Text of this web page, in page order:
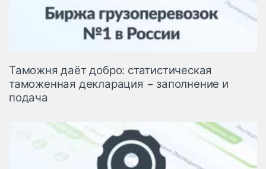
Таможня даёт добро: статистическая
таможенная декларация − заполнение и
подача